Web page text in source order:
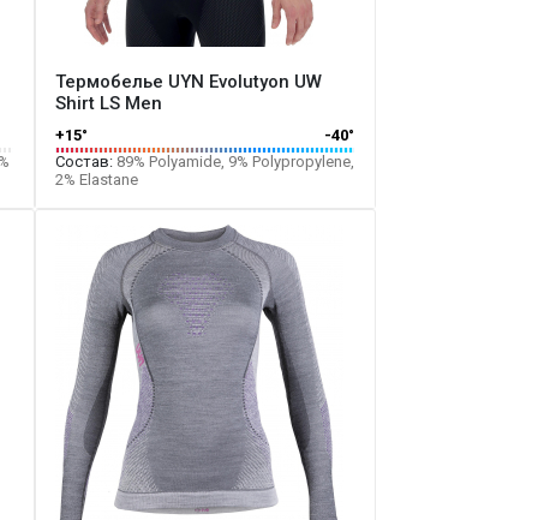
Термобелье UYN Evolutyon UW
Shirt LS Men
+15°
-40°
Состав:89% Polyamide, 9% Polypropylene,
2% Elastane